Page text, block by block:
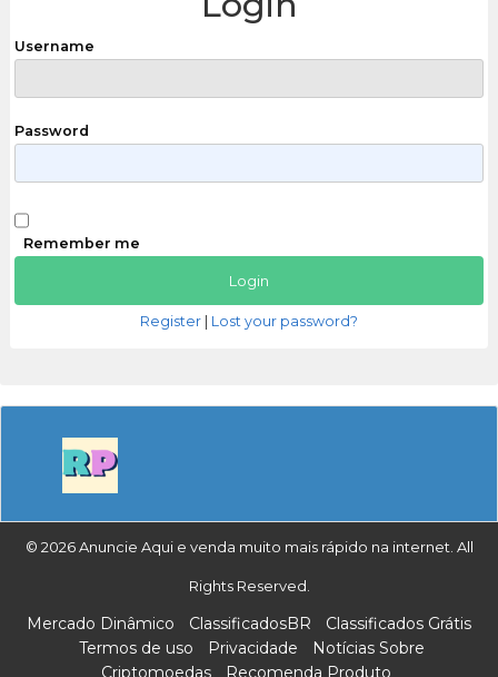
Username
Password
Remember me
Register Lost your password?
© 2026 Anuncie Aqui e venda muito mais rápido na internet. All
Rights Reserved.
Mercado Dinâmico ClassificadosBR
Classificados Grátis
Termos de uso
Privacidade
Notícias Sobre
Criptomoedas
Recomenda Produto